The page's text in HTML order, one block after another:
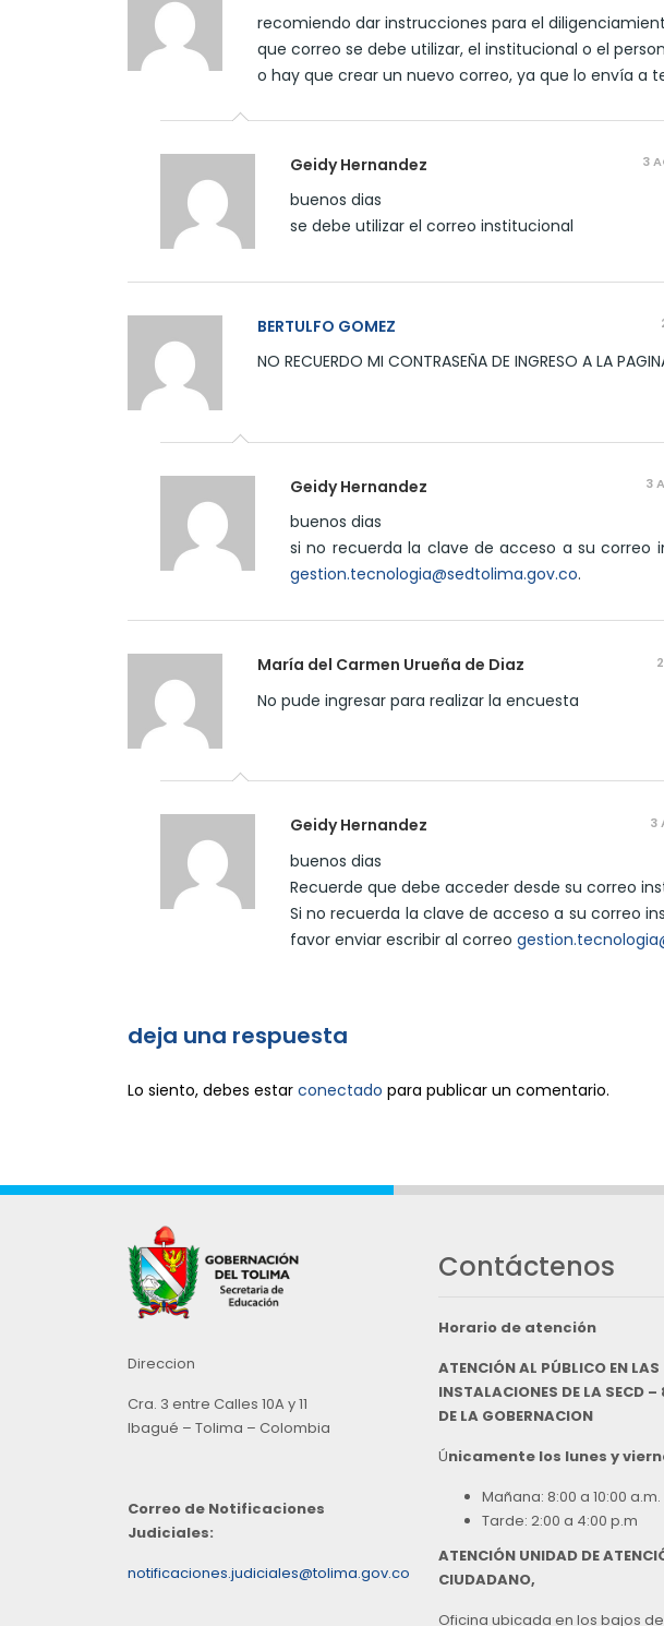
recomiendo dar instrucciones para el
que correo se debe utilizar, el institucional o el
o hay que crear un nuevo correo, ya que lo envía a
Geidy Hernandez 3
buenos dias
se debe utilizar el correo institucional
BERTULFO GOMEZ
NO RECUERDO MI CONTRASEÑA DE INGRESO A LA
Geidy Hernandez 3
buenos dias
si no recuerda la clave de acceso a su correo
gestion.tecnologia@sedtolima.gov.co.
María del Carmen Urueña de Diaz
No pude ingresar para realizar la encuesta
Geidy Hernandez 3
buenos dias
Recuerde que debe acceder desde su correo
Si no recuerda la clave de acceso a su correo
favor enviar escribir al correo
deja una respuesta
Lo siento, debes estar conectado para publicar un comentario.
Direccion
Cra. 3 entre Calles 10A y 11
Ibagué – Tolima – Colombia
Correo de Notificaciones
Judiciales:
notificaciones.judiciales@tolima.gov.co
Contáctenos
Horario de atención
ATENCIÓN AL PÚBLICO EN LAS
INSTALACIONES DE LA SECD –
DE LA GOBERNACION
Únicamente los lunes y
Mañana: 8:00 a 10:00 a.m.
Tarde: 2:00 a 4:00 p.m
ATENCIÓN UNIDAD DE
CIUDADANO,
Oficina ubicada en los bajos